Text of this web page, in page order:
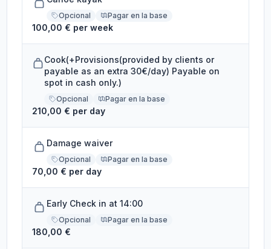
Opcional Pagar en la base
100,00 € per week
Cook(+Provisions(provided by clients or
payable as an extra 30€/day) Payable on
spot in cash only.)
Opcional Pagar en la base
210,00 € per day
Damage waiver
Opcional Pagar en la base
70,00 € per day
Early Check in at 14:00
Opcional Pagar en la base
180,00 €